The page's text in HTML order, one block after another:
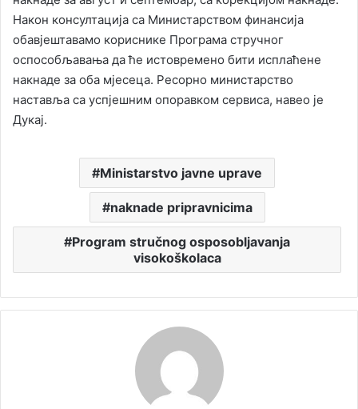
Након консултација са Министарством финансија
обавјештавамо кориснике Програма стручног
оспособљавања да ће истовремено бити исплаћене
накнаде за оба мјесеца. Ресорно министарство
наставља са успјешним опоравком сервиса, навео је
Дукај.
Ministarstvo javne uprave
naknade pripravnicima
Program stručnog osposobljavanja
visokoškolaca